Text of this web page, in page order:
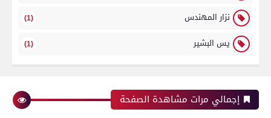
نزار المهندس (1)
يس البشير (1)
إجمالي مرات مشاهدة الصفحة